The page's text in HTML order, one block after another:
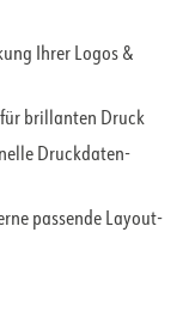
Ihrer Logos &
brillanten Druck
Druckdaten-
passende Layout-